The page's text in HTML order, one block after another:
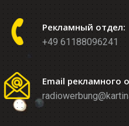
Рекламный отдел:
+49 61188096241
Email рекламного